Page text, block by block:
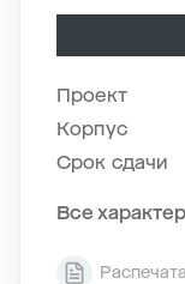
Проект
Корпус
Срок сдачи
Все
Секция